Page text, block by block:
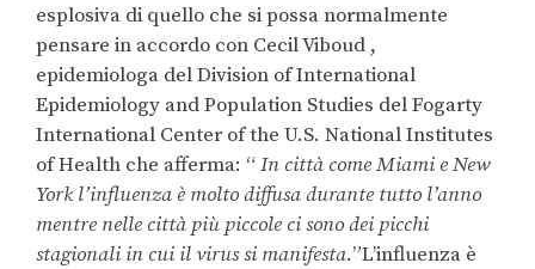
esplosiva di quello che si possa normalmente
pensare in accordo con Cecil Viboud ,
epidemiologa del Division of International
Epidemiology and Population Studies del Fogarty
International Center of the U.S. National Institutes
of Health che afferma: “In città come Miami e New
York l’influenza è molto diffusa durante tutto l’anno
mentre nelle città più piccole ci sono dei picchi
stagionali in cui il virus si manifesta.”L’influenza è